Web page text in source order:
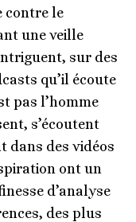
contre le
une veille
sur des
qu’il écoute
pas l’homme
s’écoutent
dans des vidéos
ont un
d’analyse
des plus